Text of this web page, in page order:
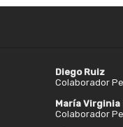
Diego Ruiz
Colaborador
María Virginia
Colaborador